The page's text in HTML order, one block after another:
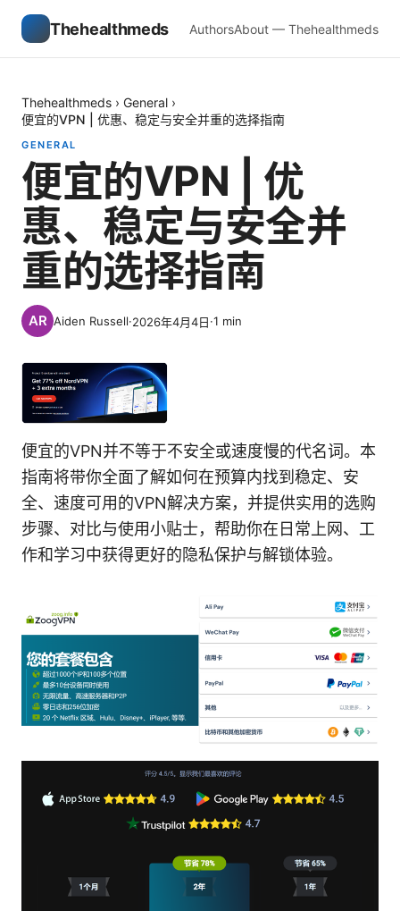
Thehealthmeds AuthorsAbout — Thehealthmeds
Thehealthmeds › General ›
便宜的VPN | 优惠、稳定与安全并重的选择指南
GENERAL
便宜的VPN | 优
惠、稳定与安全并
重的选择指南
Aiden Russell·2026年4月4日·1 min
便宜的VPN并不等于不安全或速度慢的代名词。本
指南将带你全面了解如何在预算内找到稳定、安
全、速度可用的VPN解决方案，并提供实用的选购
步骤、对比与使用小贴士，帮助你在日常上网、工
作和学习中获得更好的隐私保护与解锁体验。